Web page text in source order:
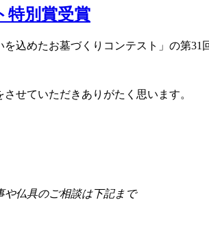
特別賞受賞
込めたお墓づくりコンテスト」の第31
せていただきありがたく思います。
仏具のご相談は下記まで